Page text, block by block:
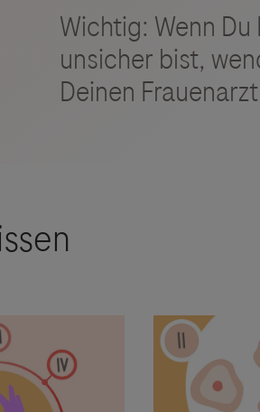
Wichtig: Wenn
unsicher bist,
Deinen